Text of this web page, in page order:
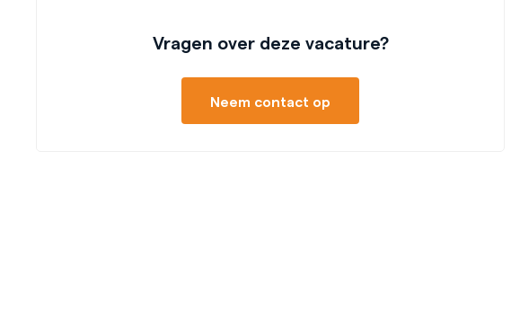
Vragen over deze vacature?
Neem contact op